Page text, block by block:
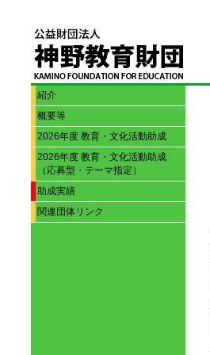
紹介
概要等
2026年度 教育・文化活動助成
2026年度 教育・文化活動助成
（応募型・テーマ指定）
助成実績
関連団体リンク